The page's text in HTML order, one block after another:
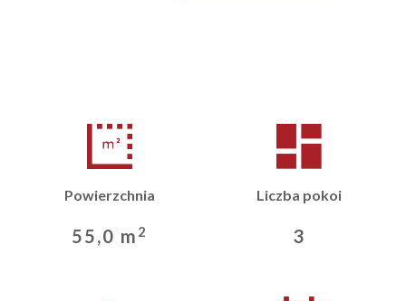
Powierzchnia
55,0 m 2
Liczba pokoi
3